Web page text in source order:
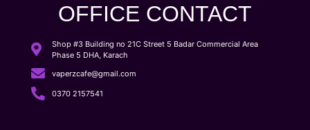
OFFICE CONTACT
Shop #3 Building no 21C Street 5 Badar Commercial Area
Phase 5 DHA, Karach
vaperzcafe@gmail.com
0370 2157541